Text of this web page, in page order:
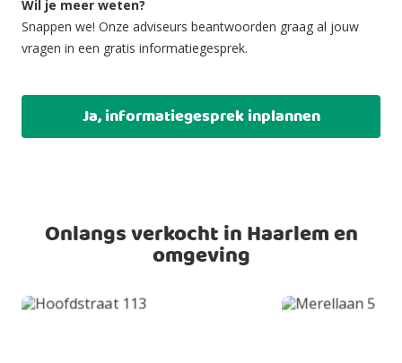
Wil je meer weten?
Snappen we! Onze adviseurs beantwoorden graag al jouw
vragen in een gratis informatiegesprek.
Ja, informatiegesprek inplannen
Onlangs verkocht in Haarlem en
omgeving